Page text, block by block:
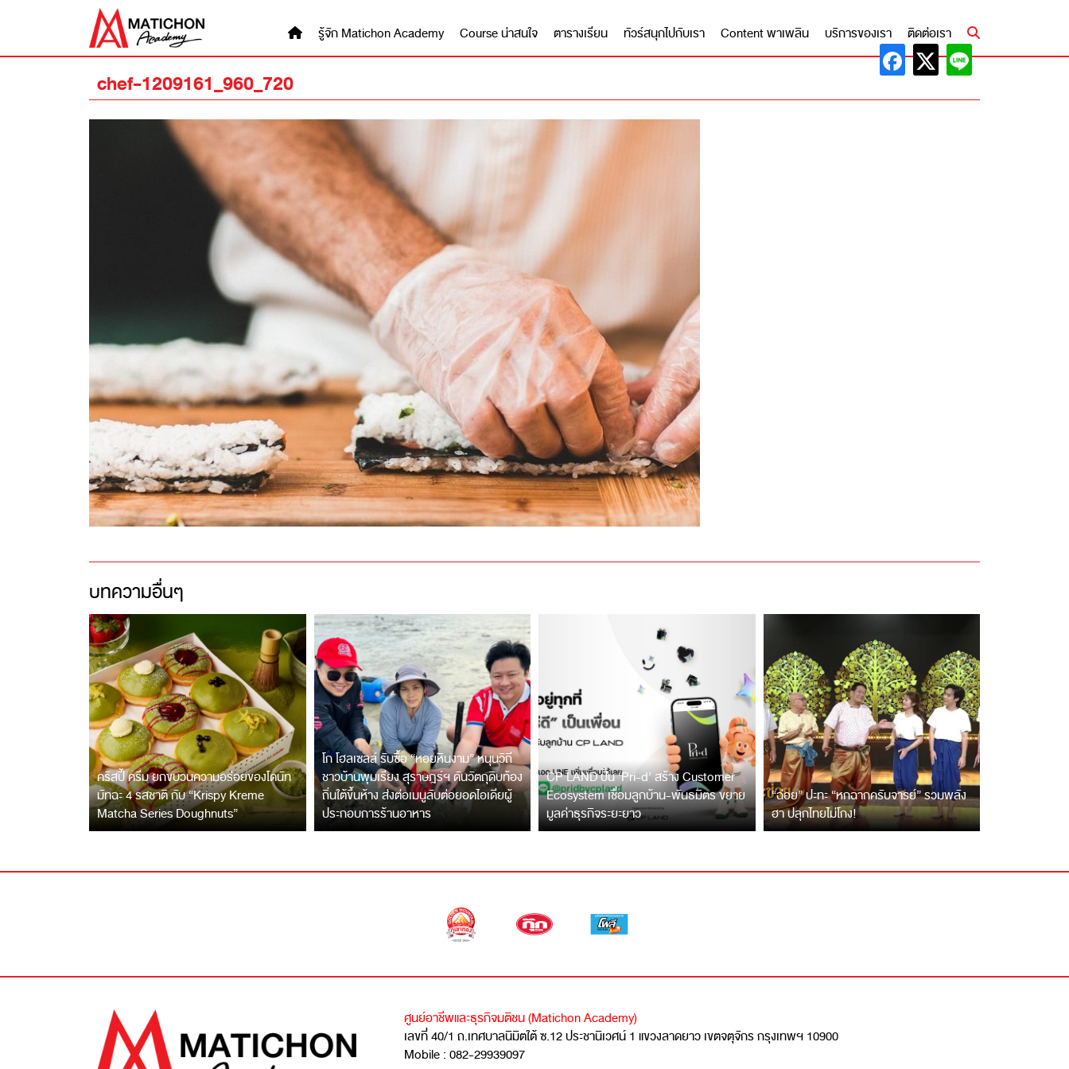
รู้จัก Matichon Academy Course น่าสนใจ ตารางเรียน ทัวร์สนุกไปกับเรา Content พาเพลิน บริการของเรา ติดต่อเรา
chef-1209161_960_720
บทความอื่นๆ
คริสปี้ ครีม ยกขบวนความอร่อยของโดนัท
มัทฉะ 4 รสชาติ กับ “Krispy Kreme
Matcha Series Doughnuts”
โก โฮลเซลล์ รับซื้อ “หอยหินงาม” หนุนวิถี
ชาวบ้านพุมเรียง สุราษฎร์ฯ ดันวัตถุดิบท้อง
ถิ่นใต้ขึ้นห้าง ส่งต่อเมนูลับต่อยอดไอเดียผู้
ประกอบการร้านอาหาร
CP LAND ปั้น ‘Pri-d’ สร้าง Customer
Ecosystem เชื่อมลูกบ้าน-พันธมิตร ขยาย
มูลค่าธุรกิจระยะยาว
“ฉ่อย” ปะทะ “หกฉากครับจารย์” รวมพลัง
ฮา ปลุกไทยไม่โกง!
ศูนย์อาชีพและธุรกิจมติชน (Matichon Academy)
เลขที่ 40/1 ถ.เทศบาลนิมิตใต้ ซ.12 ประชานิเวศน์ 1 แขวงลาดยาว เขตจตุจักร กรุงเทพฯ 10900
Mobile : 082-29939097